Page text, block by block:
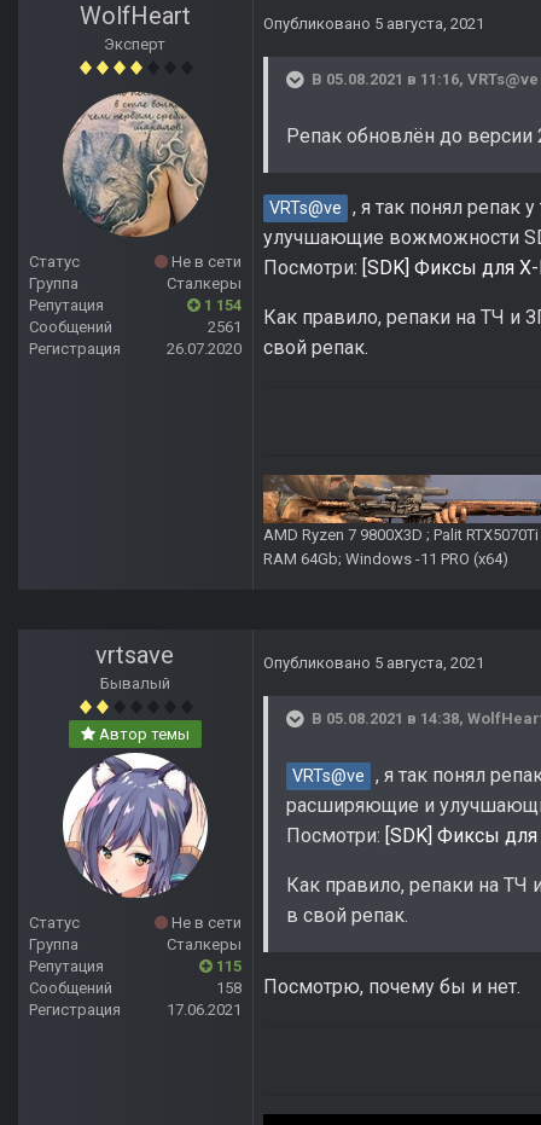
WolfHeart
Эксперт
Статус
Не в сети
Группа
Сталкеры
Репутация
1 154
Сообщений
2561
Регистрация
26.07.2020
Опубликовано 5 августа, 2021
В 05.08.2021 в 11:16, VRTs@ve
Репак обновлён до версии
VRTs@ve , я так понял репак
улучшающие вожможности
Посмотри: [SDK] Фиксы для X-
Как правило, репаки на ТЧ и
свой репак.
AMD Ryzen 7 9800X3D ; Palit
RAM 64Gb; Windows -11 PRO (х64)
vrtsave
Бывалый
Автор темы
Статус
Не в сети
Группа
Сталкеры
Репутация
115
Сообщений
158
Регистрация
17.06.2021
Опубликовано 5 августа, 2021
В 05.08.2021 в 14:38,
VRTs@ve , я так понял
расширяющие и
Посмотри: [SDK] Фиксы для
Как правило, репаки на
в свой репак.
Посмотрю, почему бы и нет.